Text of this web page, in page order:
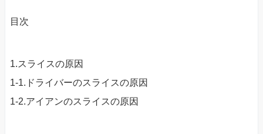
目次
1.スライスの原因
1-1.ドライバーのスライスの原因
1-2.アイアンのスライスの原因